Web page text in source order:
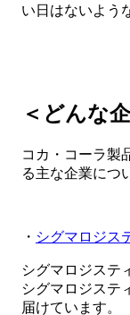
い日はないよう
＜どんな
コカ・コーラ製
る主な企業につ
・ シグマロジス
シグマロジステ
シグマロジステ
届けています。